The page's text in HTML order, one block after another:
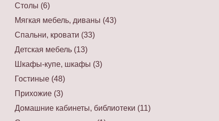
Столы (6)
Мягкая мебель, диваны (43)
Спальни, кровати (33)
Детская мебель (13)
Шкафы-купе, шкафы (3)
Гостиные (48)
Прихожие (3)
Домашние кабинеты, библиотеки (11)